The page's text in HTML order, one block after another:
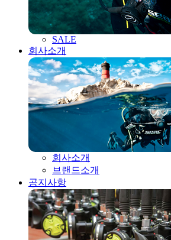
SALE
회사소개
회사소개
브랜드소개
공지사항